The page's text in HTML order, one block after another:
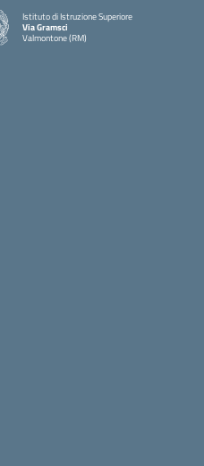
Istituto di Istruzione Superiore
Via Gramsci
Valmontone (RM)